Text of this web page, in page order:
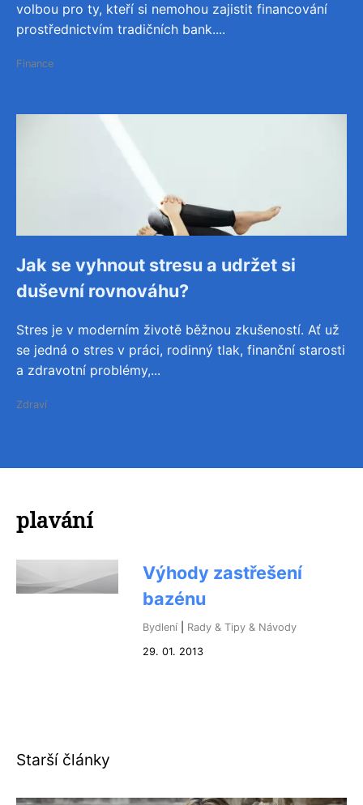
volbou pro ty, kteří si nemohou zajistit financování
prostřednictvím tradičních bank....
Finance
Jak se vyhnout stresu a udržet si
duševní rovnováhu?
Stres je v moderním životě běžnou zkušeností. Ať už
se jedná o stres v práci, rodinný tlak, finanční starosti
a zdravotní problémy,...
Zdraví
plavání
Výhody zastřešení
bazénu
Bydlení
Rady & Tipy & Návody
29. 01. 2013
Starší články